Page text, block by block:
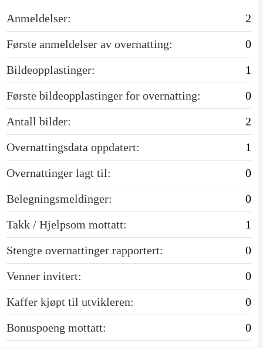
Anmeldelser:
2
Første anmeldelser av overnatting:
0
Bildeopplastinger:
1
Første bildeopplastinger for overnatting:
0
Antall bilder:
2
Overnattingsdata oppdatert:
1
Overnattinger lagt til:
0
Belegningsmeldinger:
0
Takk / Hjelpsom mottatt:
1
Stengte overnattinger rapportert:
0
Venner invitert:
0
Kaffer kjøpt til utvikleren:
0
Bonuspoeng mottatt:
0